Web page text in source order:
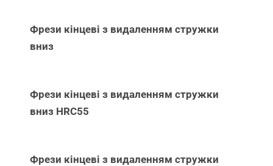
Фрези кінцеві з видаленням стружки
вниз
Фрези кінцеві з видаленням стружки
вниз НRC55
Фрези кінцеві з видаленням стружки